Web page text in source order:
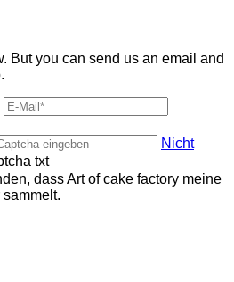
But you can send us an email and
Nicht
dass Art of cake factory meine